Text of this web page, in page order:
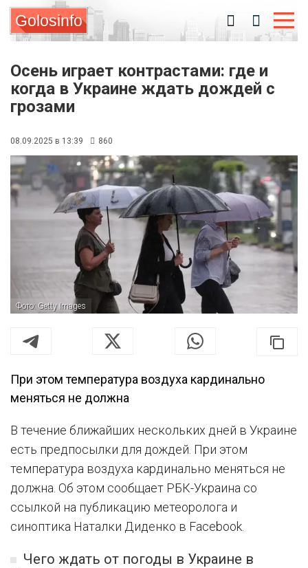
Golosinfo
Осень играет контрастами: где и
когда в Украине ждать дождей с
грозами
08.09.2025 в 13:39 860
Фото: Getty Images
При этом температура воздуха кардинально
меняться не должна
В течение ближайших нескольких дней в Украине
есть предпосылки для дождей. При этом
температура воздуха кардинально меняться не
должна. Об этом сообщает РБК-Украина со
ссылкой на публикацию метеоролога и
синоптика Наталки Диденко в Facebook.
Чего ждать от погоды в Украине в